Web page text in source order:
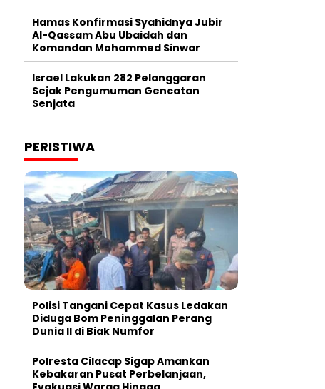
Hamas Konfirmasi Syahidnya Jubir
Al-Qassam Abu Ubaidah dan
Komandan Mohammed Sinwar
Israel Lakukan 282 Pelanggaran
Sejak Pengumuman Gencatan
Senjata
PERISTIWA
Polisi Tangani Cepat Kasus Ledakan
Diduga Bom Peninggalan Perang
Dunia II di Biak Numfor
Polresta Cilacap Sigap Amankan
Kebakaran Pusat Perbelanjaan,